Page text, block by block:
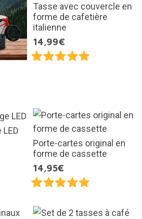
Tasse avec couvercle en
forme de cafetière
italienne
14,99€
Porte-cartes original en
forme de cassette
14,95€